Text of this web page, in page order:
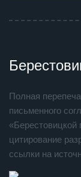
Полная
письменного
«Берестовицкой
цитирование
ссылки на